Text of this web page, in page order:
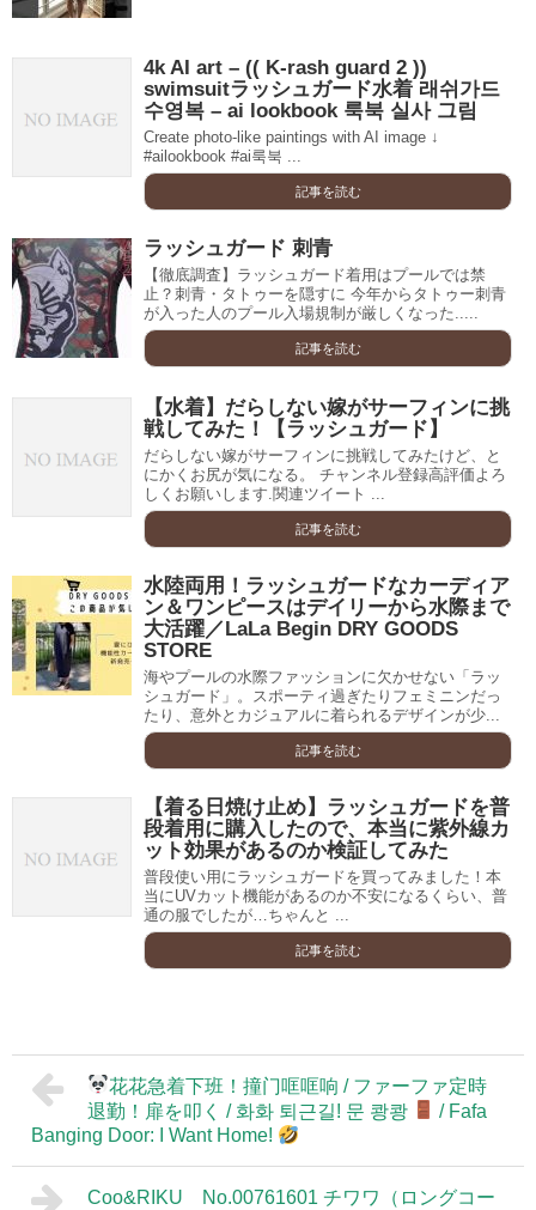
4k AI art – (( K-rash guard 2 ))
swimsuitラッシュガード水着 래쉬가드
수영복 – ai lookbook 룩북 실사 그림
Create photo-like paintings with AI image ↓
#ailookbook #ai룩북 ...
記事を読む
ラッシュガード 刺青
【徹底調査】ラッシュガード着用はプールでは禁
止？刺青・タトゥーを隠すに 今年からタトゥー刺青
が入った人のプール入場規制が厳しくなった.....
記事を読む
【水着】だらしない嫁がサーフィンに挑
戦してみた！【ラッシュガード】
だらしない嫁がサーフィンに挑戦してみたけど、と
にかくお尻が気になる。 チャンネル登録高評価よろ
しくお願いします.関連ツイート ...
記事を読む
水陸両用！ラッシュガードなカーディア
ン＆ワンピースはデイリーから水際まで
大活躍／LaLa Begin DRY GOODS
STORE
海やプールの水際ファッションに欠かせない「ラッ
シュガード」。スポーティ過ぎたりフェミニンだっ
たり、意外とカジュアルに着られるデザインが少...
記事を読む
【着る日焼け止め】ラッシュガードを普
段着用に購入したので、本当に紫外線カ
ット効果があるのか検証してみた
普段使い用にラッシュガードを買ってみました！本
当にUVカット機能があるのか不安になるくらい、普
通の服でしたが…ちゃんと ...
記事を読む
花花急着下班！撞门哐哐响 / ファーファ定時
退勤！扉を叩く / 화화 퇴근길! 문 쾅쾅
/ Fafa
Banging Door: I Want Home!
Coo&RIKU No.00761601 チワワ（ロングコー